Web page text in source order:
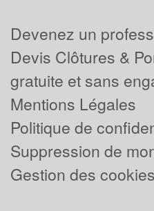
Devenez un
Devis Clôtures &
gratuite et sans
Mentions Légales
Politique de
Suppression de
Gestion des cookies